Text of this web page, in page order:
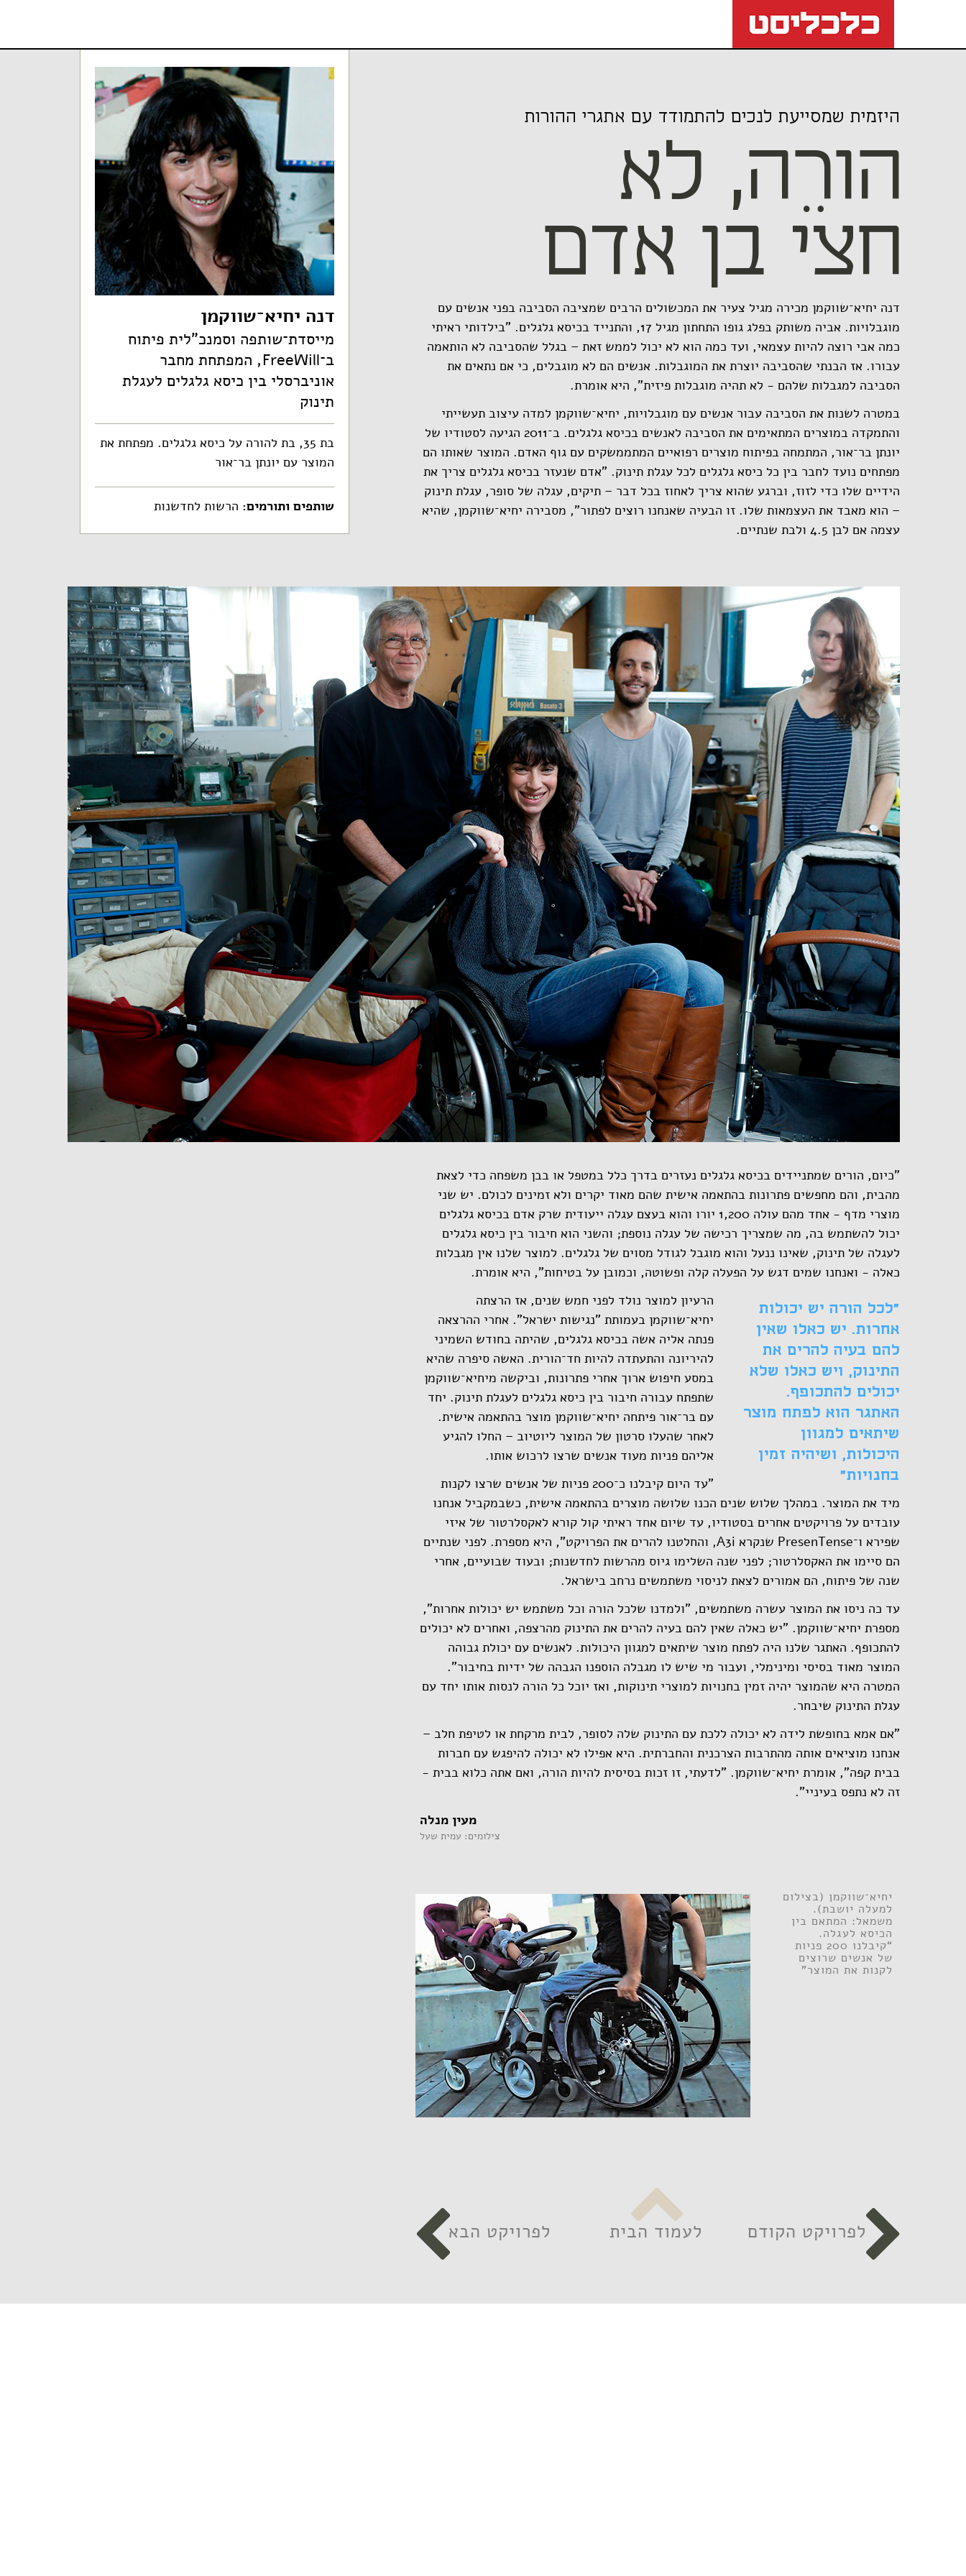
דנה יחיא־שווקמן
מייסדת־שותפה וסמנכ"לית פיתוח
ב־FreeWill, המפתחת מחבר
אוניברסלי בין כיסא גלגלים לעגלת
תינוק
בת 35, בת להורה על כיסא גלגלים. מפתחת את
המוצר עם יונתן בר־אור
שותפים ותורמים: הרשות לחדשנות
היזמית שמסייעת לנכים להתמודד עם אתגרי ההורות
הורֵה, לא
חצי בן אדם
דנה יחיא־שווקמן מכירה מגיל צעיר את המכשולים הרבים שמציבה הסביבה בפני אנשים עם
מוגבלויות. אביה משותק בפלג גופו התחתון מגיל 17, והתנייד בכיסא גלגלים. "בילדותי ראיתי
כמה אבי רוצה להיות עצמאי, ועד כמה הוא לא יכול לממש זאת – בגלל שהסביבה לא הותאמה
עבורו. אז הבנתי שהסביבה יוצרת את המוגבלות. אנשים הם לא מוגבלים, כי אם נתאים את
הסביבה למגבלות שלהם - לא תהיה מוגבלות פיזית", היא אומרת.
במטרה לשנות את הסביבה עבור אנשים עם מוגבלויות, יחיא־שווקמן למדה עיצוב תעשייתי
והתמקדה במוצרים המתאימים את הסביבה לאנשים בכיסא גלגלים. ב־2011 הגיעה לסטודיו של
יונתן בר־אור, המתמחה בפיתוח מוצרים רפואיים המתממשקים עם גוף האדם. המוצר שאותו הם
מפתחים נועד לחבר בין כל כיסא גלגלים לכל עגלת תינוק. "אדם שנעזר בכיסא גלגלים צריך את
הידיים שלו כדי לזוז, וברגע שהוא צריך לאחוז בכל דבר – תיקים, עגלה של סופר, עגלת תינוק
– הוא מאבד את העצמאות שלו. זו הבעיה שאנחנו רוצים לפתור", מסבירה יחיא־שווקמן, שהיא
עצמה אם לבן 4.5 ולבת שנתיים.
"כיום, הורים שמתניידים בכיסא גלגלים נעזרים בדרך כלל במטפל או בבן משפחה כדי לצאת
מהבית, והם מחפשים פתרונות בהתאמה אישית שהם מאוד יקרים ולא זמינים לכולם. יש שני
מוצרי מדף - אחד מהם עולה 1,200 יורו והוא בעצם עגלה ייעודית שרק אדם בכיסא גלגלים
יכול להשתמש בה, מה שמצריך רכישה של עגלה נוספת; והשני הוא חיבור בין כיסא גלגלים
לעגלה של תינוק, שאינו ננעל והוא מוגבל לגודל מסוים של גלגלים. למוצר שלנו אין מגבלות
כאלה - ואנחנו שמים דגש על הפעלה קלה ופשוטה, וכמובן על בטיחות", היא אומרת.
"לכל הורה יש יכולות
אחרות. יש כאלו שאין
להם בעיה להרים את
התינוק, ויש כאלו שלא
יכולים להתכופף.
האתגר הוא לפתח מוצר
שיתאים למגוון
היכולות, ושיהיה זמין
בחנויות"
הרעיון למוצר נולד לפני חמש שנים, אז הרצתה
יחיא־שווקמן בעמותת "נגישות ישראל". אחרי ההרצאה
פנתה אליה אשה בכיסא גלגלים, שהיתה בחודש השמיני
להיריונה והתעתדה להיות חד־הורית. האשה סיפרה שהיא
במסע חיפוש ארוך אחרי פתרונות, וביקשה מיחיא־שווקמן
שתפתח עבורה חיבור בין כיסא גלגלים לעגלת תינוק. יחד
עם בר־אור פיתחה יחיא־שווקמן מוצר בהתאמה אישית.
לאחר שהעלו סרטון של המוצר ליוטיוב – החלו להגיע
אליהם פניות מעוד אנשים שרצו לרכוש אותו.
"עד היום קיבלנו כ־200 פניות של אנשים שרצו לקנות
מיד את המוצר. במהלך שלוש שנים הכנו שלושה מוצרים בהתאמה אישית, כשבמקביל אנחנו
עובדים על פרויקטים אחרים בסטודיו, עד שיום אחד ראיתי קול קורא לאקסלרטור של איזי
שפירא ו־PresenTense שנקרא A3i, והחלטנו להרים את הפרויקט", היא מספרת. לפני שנתיים
הם סיימו את האקסלרטור; לפני שנה השלימו גיוס מהרשות לחדשנות; ובעוד שבועיים, אחרי
שנה של פיתוח, הם אמורים לצאת לניסוי משתמשים נרחב בישראל.
עד כה ניסו את המוצר עשרה משתמשים, "ולמדנו שלכל הורה וכל משתמש יש יכולות אחרות",
מספרת יחיא־שווקמן. "יש כאלה שאין להם בעיה להרים את התינוק מהרצפה, ואחרים לא יכולים
להתכופף. האתגר שלנו היה לפתח מוצר שיתאים למגוון היכולות. לאנשים עם יכולת גבוהה
המוצר מאוד בסיסי ומינימלי, ועבור מי שיש לו מגבלה הוספנו הגבהה של ידיות בחיבור".
המטרה היא שהמוצר יהיה זמין בחנויות למוצרי תינוקות, ואז יוכל כל הורה לנסות אותו יחד עם
עגלת התינוק שיבחר.
"אם אמא בחופשת לידה לא יכולה ללכת עם התינוק שלה לסופר, לבית מרקחת או לטיפת חלב –
אנחנו מוציאים אותה מהתרבות הצרכנית והחברתית. היא אפילו לא יכולה להיפגש עם חברות
בבית קפה", אומרת יחיא־שווקמן. "לדעתי, זו זכות בסיסית להיות הורה, ואם אתה כלוא בבית -
זה לא נתפס בעיניי".
מעין מנלה
צילומים: עמית שעל
יחיא־שווקמן (בצילום
למעלה יושבת).
משמאל: המתאם בין
הכיסא לעגלה.
“קיבלנו 200 פניות
של אנשים שרוצים
לקנות את המוצר"
לפרויקט הבא לעמוד הבית

לפרויקט הקודם